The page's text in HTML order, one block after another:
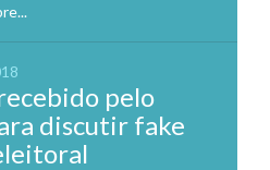
pelo
discutir fake